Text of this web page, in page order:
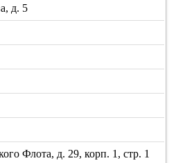
д. 5
Флота, д. 29, корп. 1, стр. 1